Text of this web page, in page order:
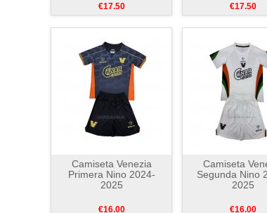
€17.50 €17.50
Camiseta Venezia
Primera Nino 2024-
2025
€16.00
Camiseta
Segunda Nino
2025
€16.00